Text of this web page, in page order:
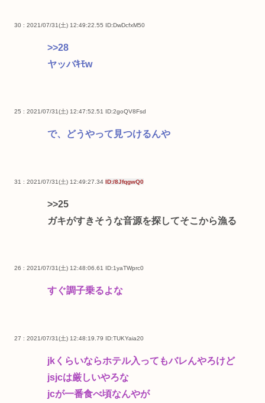
30 : 2021/07/31(土) 12:49:22.55 ID:DwDcfxM50
>>28
ヤッバｷﾓw
25 : 2021/07/31(土) 12:47:52.51 ID:2goQV8Fsd
で、どうやって見つけるんや
31 : 2021/07/31(土) 12:49:27.34 ID:/8JfqgwQ0
>>25
ガキがすきそうな音源を探してそこから漁る
26 : 2021/07/31(土) 12:48:06.61 ID:1yaTWprc0
すぐ調子乗るよな
27 : 2021/07/31(土) 12:48:19.79 ID:TUKYaia20
jkくらいならホテル入ってもバレんやろけど
jsjcは厳しいやろな
jcが一番食べ頃なんやが